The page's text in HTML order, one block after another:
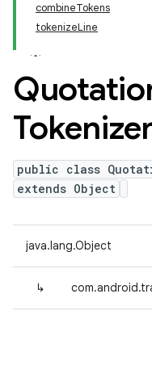
combineTokens
tokenizeLine
public class
extends Object
java.lang.Object
↳